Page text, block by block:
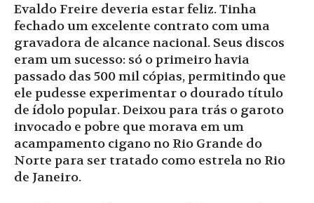
Evaldo Freire deveria estar feliz. Tinha
fechado um excelente contrato com uma
gravadora de alcance nacional. Seus discos
eram um sucesso: só o primeiro havia
passado das 500 mil cópias, permitindo que
ele pudesse experimentar o dourado título
de ídolo popular. Deixou para trás o garoto
invocado e pobre que morava em um
acampamento cigano no Rio Grande do
Norte para ser tratado como estrela no Rio
de Janeiro.